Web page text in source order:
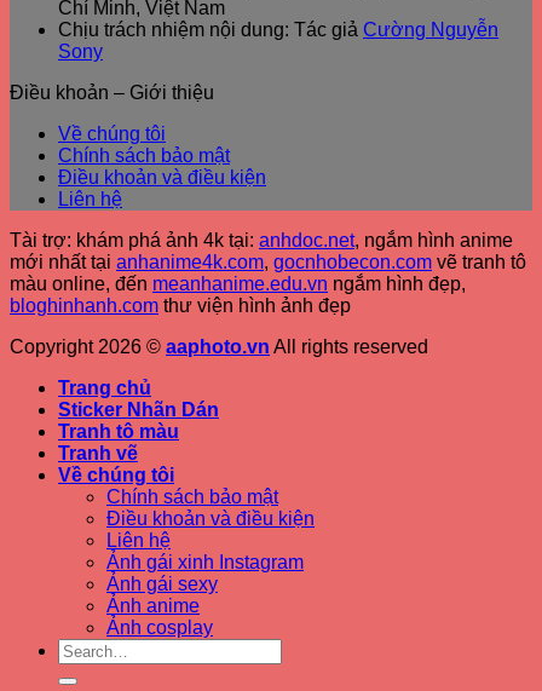
Chí Minh, Việt Nam
Chịu trách nhiệm nội dung: Tác giả Cường Nguyễn
Sony
Điều khoản – Giới thiệu
Về chúng tôi
Chính sách bảo mật
Điều khoản và điều kiện
Liên hệ
Tài trợ: khám phá ảnh 4k tại: anhdoc.net, ngắm hình anime
mới nhất tại anhanime4k.com, gocnhobecon.com vẽ tranh tô
màu online, đến meanhanime.edu.vn ngắm hình đẹp,
bloghinhanh.com thư viện hình ảnh đẹp
Copyright 2026 © aaphoto.vn All rights reserved
Trang chủ
Sticker Nhãn Dán
Tranh tô màu
Tranh vẽ
Về chúng tôi
Chính sách bảo mật
Điều khoản và điều kiện
Liên hệ
Ảnh gái xinh Instagram
Ảnh gái sexy
Ảnh anime
Ảnh cosplay